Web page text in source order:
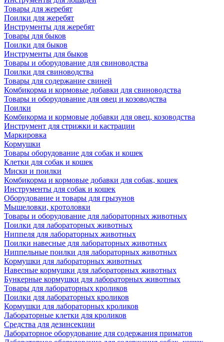
Товары для жеребят
Поилки для жеребят
Инструменты для жеребят
Товары для быков
Поилки для быков
Инструменты для быков
Товары и оборудование для свиноводства
Поилки для свиноводства
Товары для содержание свиней
Комбикорма и кормовые добавки для свиноводства
Товары и оборудование для овец и козоводства
Поилки
Комбикорма и кормовые добавки для овец, козоводства
Инструмент для стрижки и кастрации
Маркировка
Кормушки
Товары оборудование для собак и кошек
Клетки для собак и кошек
Миски и поилки
Комбикорма и кормовые добавки для собак, кошек
Инструменты для собак и кошек
Оборудование и товары для грызунов
Мышеловки, кротоловки
Товары и оборудование для лабораторных животных
Поилки для лабораторных животных
Ниппеля для лабораторных животных
Поилки навесные для лабораторных животных
Ниппельные поилки для лабораторных животных
Кормушки для лабораторных животных
Навесные кормушки для лабораторных животных
Бункерные кормушки для лабораторных животных
Товары для лабораторных кроликов
Поилки для лабораторных кроликов
Кормушки для лабораторных кроликов
Лабораторные клетки для кроликов
Средства для дезинсекции
Лабораторное оборудование для содержания приматов